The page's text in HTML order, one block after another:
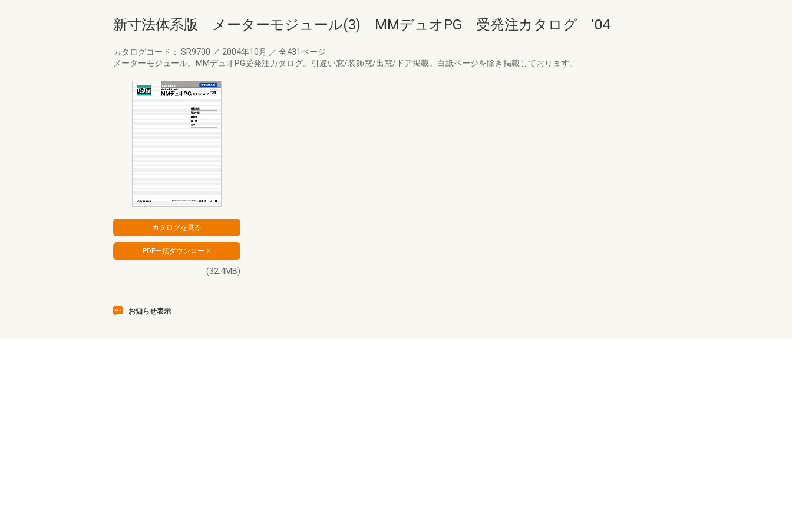
新寸法体系版 メーターモジュール(3) MMデュオPG 受発注カタログ '04
カタログコード： SR9700 ／ 2004年10月 ／ 全431ページ
メーターモジュール。MMデュオPG受発注カタログ。引違い窓/装飾窓/出窓/ドア掲載。白紙ページを除き掲載しております。
(32.4MB)
お知らせ表示